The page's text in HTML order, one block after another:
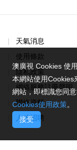
天氣消息
使用條款
隱私政策
網絡服務註冊聲明
聯絡資料
人才招聘
澳廣視 Cookies 使
本網站使用Cookies
網站，即標識您同
Cookies使用政策。
接受